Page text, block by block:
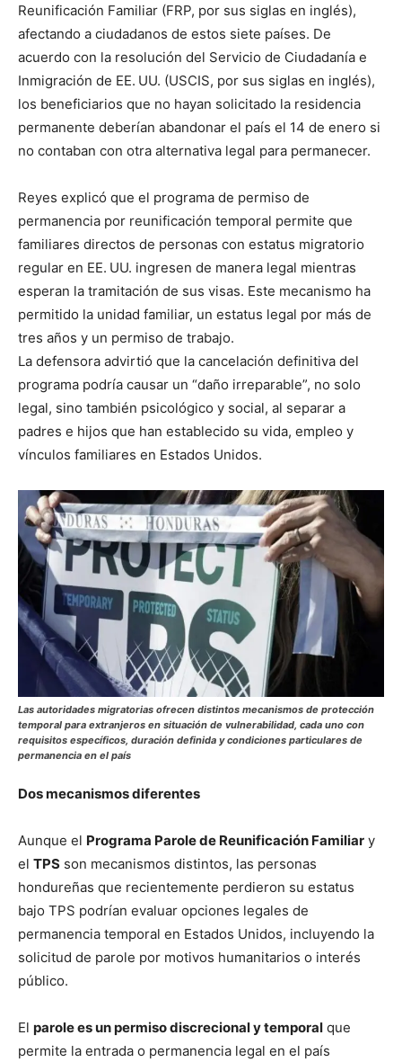
Reunificación Familiar (FRP, por sus siglas en inglés),
afectando a ciudadanos de estos siete países. De
acuerdo con la resolución del Servicio de Ciudadanía e
Inmigración de EE. UU. (USCIS, por sus siglas en inglés),
los beneficiarios que no hayan solicitado la residencia
permanente deberían abandonar el país el 14 de enero si
no contaban con otra alternativa legal para permanecer.
Reyes explicó que el programa de permiso de
permanencia por reunificación temporal permite que
familiares directos de personas con estatus migratorio
regular en EE. UU. ingresen de manera legal mientras
esperan la tramitación de sus visas. Este mecanismo ha
permitido la unidad familiar, un estatus legal por más de
tres años y un permiso de trabajo.
La defensora advirtió que la cancelación definitiva del
programa podría causar un “daño irreparable”, no solo
legal, sino también psicológico y social, al separar a
padres e hijos que han establecido su vida, empleo y
vínculos familiares en Estados Unidos.
Las autoridades migratorias ofrecen distintos mecanismos de protección
temporal para extranjeros en situación de vulnerabilidad, cada uno con
requisitos específicos, duración definida y condiciones particulares de
permanencia en el país
Dos mecanismos diferentes
Aunque el Programa Parole de Reunificación Familiar y
el TPS son mecanismos distintos, las personas
hondureñas que recientemente perdieron su estatus
bajo TPS podrían evaluar opciones legales de
permanencia temporal en Estados Unidos, incluyendo la
solicitud de parole por motivos humanitarios o interés
público.
El parole es un permiso discrecional y temporal que
permite la entrada o permanencia legal en el país